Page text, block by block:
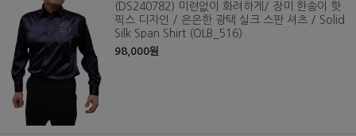
(DS240782) 미련없이 화려하게/ 장미 한송이 핫
픽스 디자인 / 은은한 광택 실크 스판 셔츠 / Solid
Silk Span Shirt (OLB_516)
98,000원